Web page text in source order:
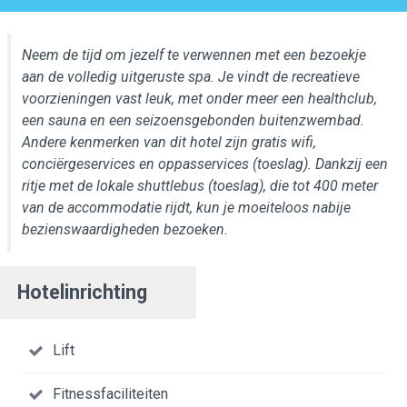
Neem de tijd om jezelf te verwennen met een bezoekje
aan de volledig uitgeruste spa. Je vindt de recreatieve
voorzieningen vast leuk, met onder meer een healthclub,
een sauna en een seizoensgebonden buitenzwembad.
Andere kenmerken van dit hotel zijn gratis wifi,
conciërgeservices en oppasservices (toeslag). Dankzij een
ritje met de lokale shuttlebus (toeslag), die tot 400 meter
van de accommodatie rijdt, kun je moeiteloos nabije
bezienswaardigheden bezoeken.
Hotelinrichting
Lift
Fitnessfaciliteiten